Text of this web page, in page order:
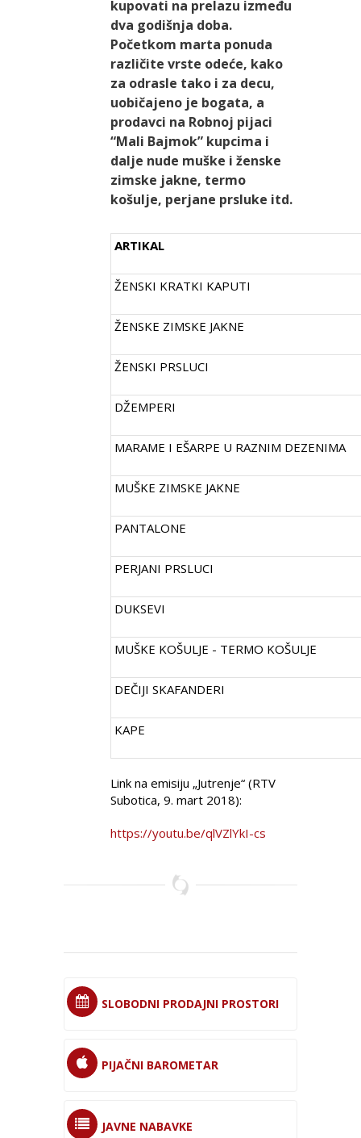
kupovati na prelazu između
dva godišnja doba.
Početkom marta ponuda
različite vrste odeće, kako
za odrasle tako i za decu,
uobičajeno je bogata, a
prodavci na Robnoj pijaci
“Mali Bajmok” kupcima i
dalje nude muške i ženske
zimske jakne, termo
košulje, perjane prsluke itd.
ARTIKAL
ŽENSKI KRATKI KAPUTI
ŽENSKE ZIMSKE JAKNE
ŽENSKI PRSLUCI
DŽEMPERI
MARAME I EŠARPE U RAZNIM DEZENIMA
MUŠKE ZIMSKE JAKNE
PANTALONE
PERJANI PRSLUCI
DUKSEVI
MUŠKE KOŠULJE - TERMO KOŠULJE
DEČIJI SKAFANDERI
KAPE
Link na emisiju „Jutrenje“ (RTV
Subotica, 9. mart 2018):
https://youtu.be/qlVZlYkI-cs
SLOBODNI PRODAJNI PROSTORI
PIJAČNI BAROMETAR
JAVNE NABAVKE